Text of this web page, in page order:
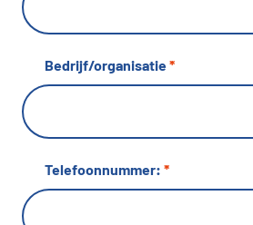
Bedrijf/organisatie*
Telefoonnummer: *